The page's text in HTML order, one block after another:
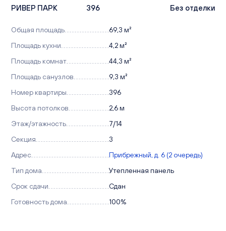
РИВЕР ПАРК 396 Без отделки
Общая площадь
69,3 м²
Площадь кухни
4,2 м²
Площадь комнат
44,3 м²
Площадь санузлов
9,3 м²
Номер квартиры
396
Высота потолков
2,6 м
Этаж/этажность
7/14
Секция
3
Адрес
Прибрежный, д. 6 (2 очередь)
Тип дома
Утепленная панель
Срок сдачи
Сдан
Готовность дома
100%